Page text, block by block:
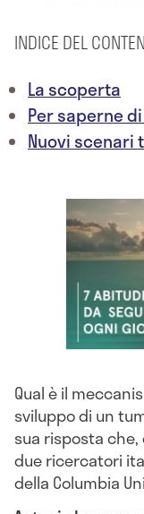
INDICE DEL
La scoperta
Per saperne
Nuovi scenari
Qual è il
sviluppo di un
sua risposta
due ricercatori
della Columbia